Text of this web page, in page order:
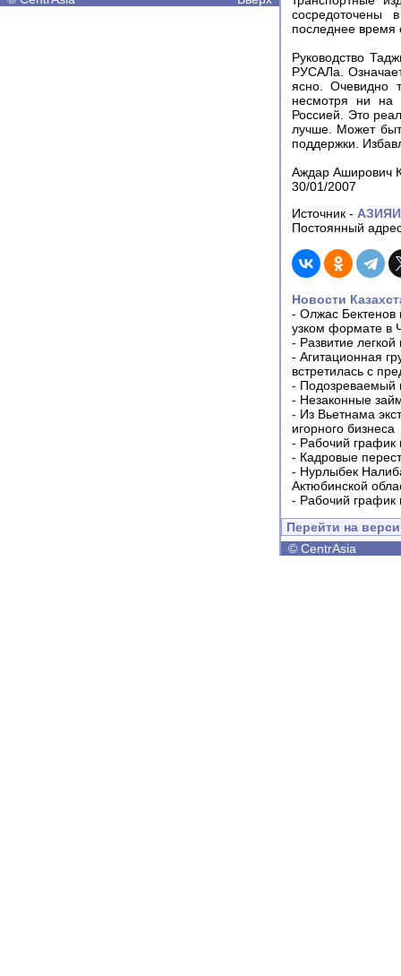
сосредоточены
последнее время
Руководство
РУСАЛа.
ясно. Очевидно
несмотря ни на
Россией. Это
лучше. Может
поддержки.
Аждар Аширович
30/01/2007
Источник -
Постоянный
Новости
- Олжас Бектенов
узком формате в
- Развитие
- Агитационная
встретилась с
- Подозреваемый
- Незаконные
- Из Вьетнама
игорного бизнеса
- Рабочий график
- Кадровые
- Нурлыбек
Актюбинской
- Рабочий график
Перейти на
© CentrAsia